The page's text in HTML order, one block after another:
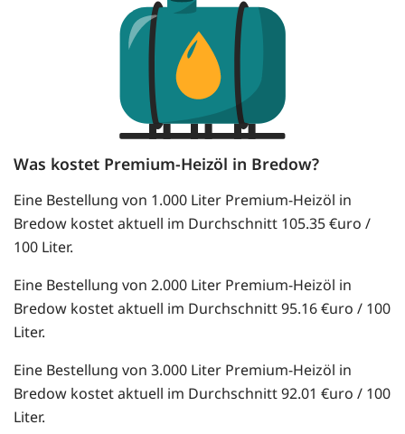
Was kostet Premium-Heizöl in Bredow?
Eine Bestellung von 1.000 Liter Premium-Heizöl in
Bredow kostet aktuell im Durchschnitt 105.35 €uro /
100 Liter.
Eine Bestellung von 2.000 Liter Premium-Heizöl in
Bredow kostet aktuell im Durchschnitt 95.16 €uro / 100
Liter.
Eine Bestellung von 3.000 Liter Premium-Heizöl in
Bredow kostet aktuell im Durchschnitt 92.01 €uro / 100
Liter.